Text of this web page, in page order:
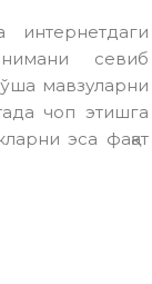
интернетдаги
севиб
мавзуларни
чоп этишга
эса фақат